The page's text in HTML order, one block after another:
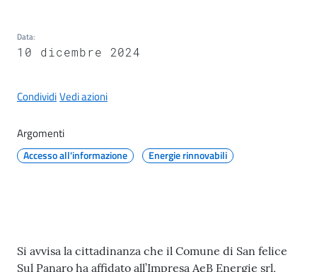
p
n
t
e
Data:
10 dicembre 2024
CondividiVedi azioni
Argomenti
Accesso all'informazione Energie rinnovabili
Contenuto
Si avvisa la cittadinanza che il Comune di San felice
Sul Panaro ha affidato all’Impresa AeB Energie srl,